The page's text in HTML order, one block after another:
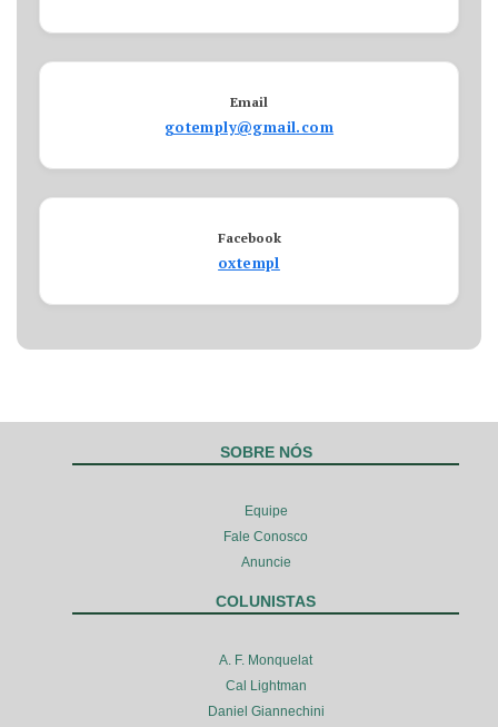
Email
gotemply@gmail.com
Facebook
oxtempl
SOBRE NÓS
Equipe
Fale Conosco
Anuncie
COLUNISTAS
A. F. Monquelat
Cal Lightman
Daniel Giannechini